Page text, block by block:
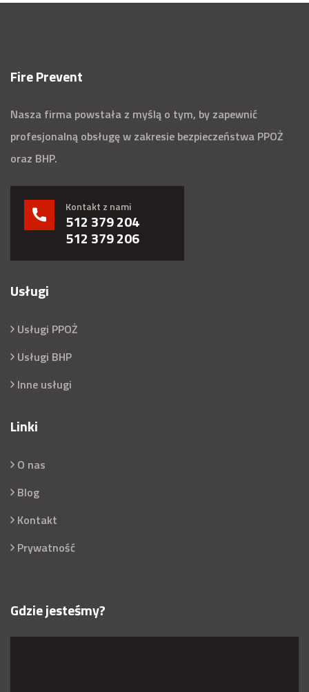
Fire Prevent
Nasza firma powstała z myślą o tym, by zapewnić
profesjonalną obsługę w zakresie bezpieczeństwa PPOŻ
oraz BHP.
Kontakt z nami
512 379 204
512 379 206
Usługi
Usługi PPOŻ
Usługi BHP
Inne usługi
Linki
O nas
Blog
Kontakt
Prywatność
Gdzie jesteśmy?